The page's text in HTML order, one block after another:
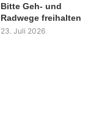
Bitte Geh- und
Radwege freihalten
23. Juli 2026